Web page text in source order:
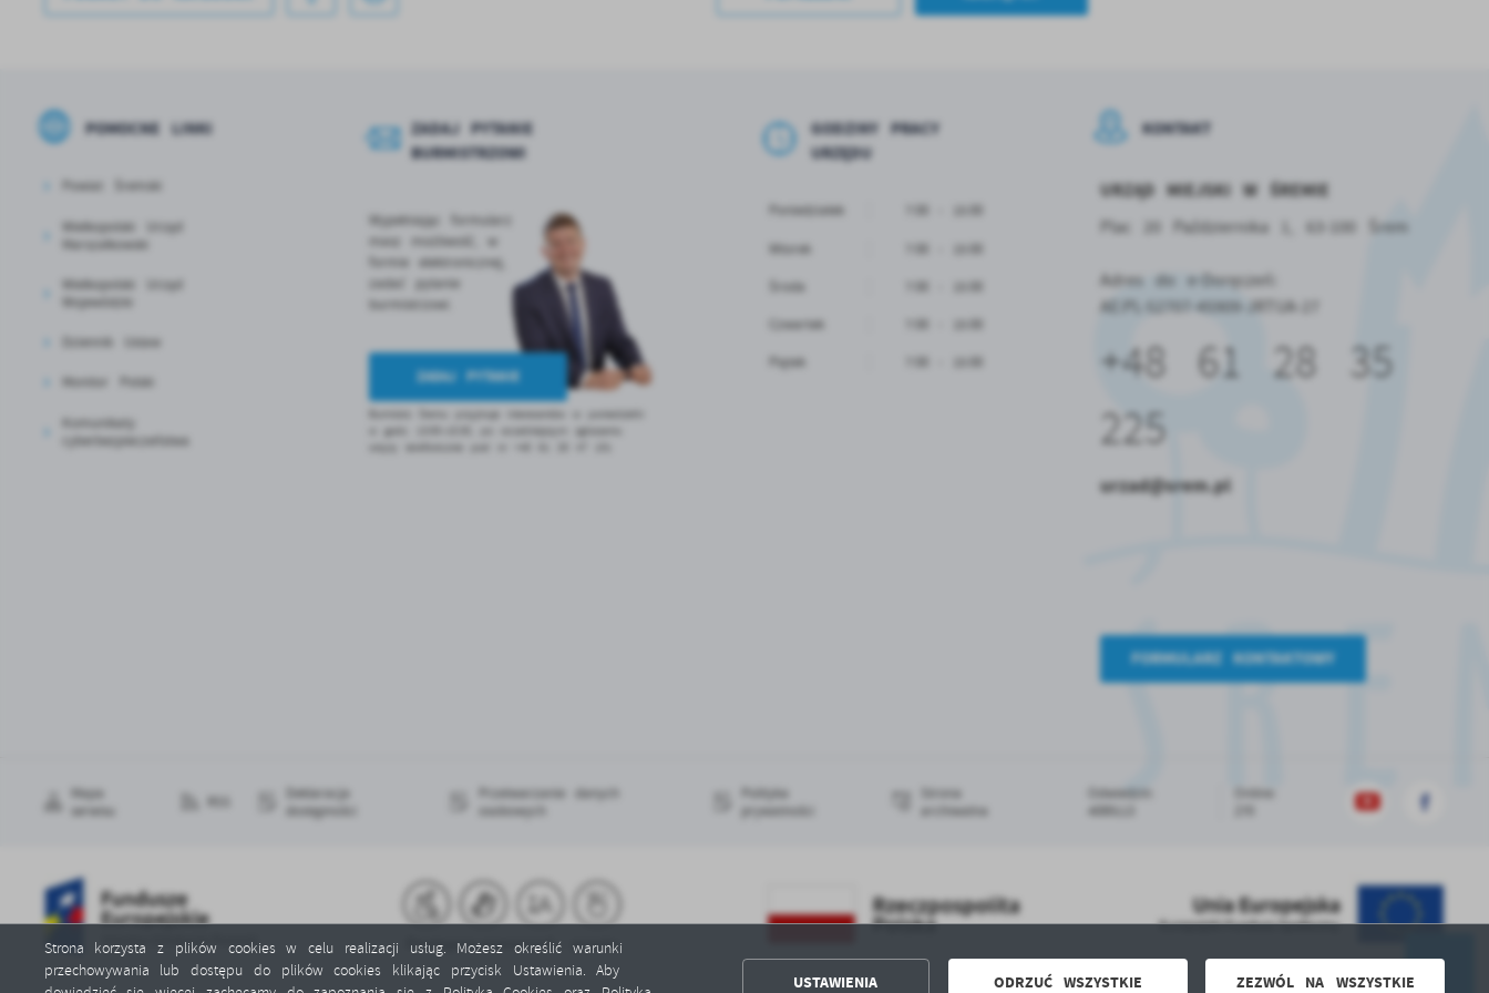
POMOCNE LINKI
Powiat Śremski
Wielkopolski Urząd
Marszałkowski
Wielkopolski Urząd
Wojewódzki
Dziennik Ustaw
Monitor Polski
Komunikaty
cyberbezpieczeństwa
ZADAJ PYTANIE
BURMISTRZOWI
Wypełniając formularz
masz możliwość, w
formie elektronicznej,
zadać pytanie
burmistrzowi.
ZADAJ PYTANIE
Burmistrz Śremu przyjmuje interesantów w poniedziałki
w godz. 13:00–15:30, po wcześniejszym zgłoszeniu
GODZINY PRACY
URZĘDU
Poniedziałek
Wtorek 7:00 - 15:00
Środa
Czwartek
Piątek
KONTAKT
URZĄD MIEJSKI W ŚREMIE
Plac 20 Października 1, 63-100 Śrem
Adres do e-Doręczeń:
AE:PL-52707-45909-JRTUA-27
+48 61 28 35
225
urzad@srem.pl
FORMULARZ KONTAKTOWY
Mapa
serwisu
Deklaracja
dostępności
Przetwarzanie danych
osobowych
Polityka
prywatności
Strona
archiwalna
Odwiedzin:
Online:
Strona korzysta z plików cookies w celu realizacji usług. Możesz określić warunki
przechowywania lub dostępu do plików cookies klikając przycisk Ustawienia. Aby
USTAWIENIA ODRZUĆ WSZYSTKIE ZEZWÓL NA WSZYSTKIE
przeglądanej witryny internetowej. Treści promocyjne mogą pojawić się na stronach